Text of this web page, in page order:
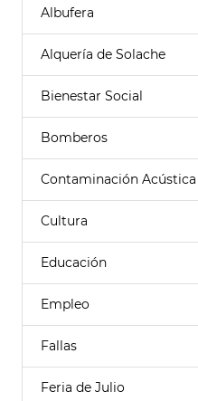
Albufera
Alquería de Solache
Bienestar Social
Bomberos
Contaminación Acústica
Cultura
Educación
Empleo
Fallas
Feria de Julio